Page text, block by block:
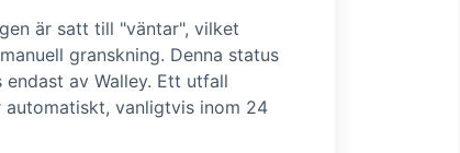
är satt till "väntar", vilket
granskning. Denna status
endast av Walley. Ett utfall
automatiskt, vanligtvis inom 24